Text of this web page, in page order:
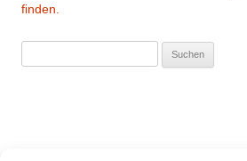
finden.